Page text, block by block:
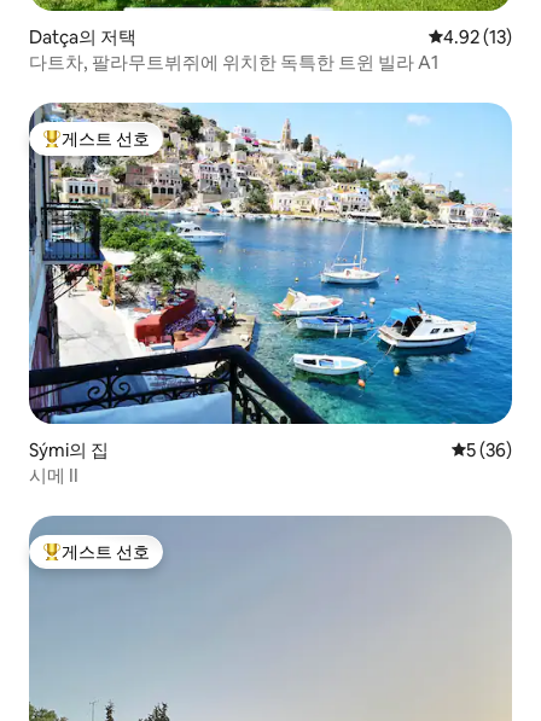
Datça의 저택 평점 4.92점
4.92 (13)
다트차, 팔라무트뷔쥐에 위치한 독특한 트윈 빌라 A1
상위 게스트 선호
게스트 선호
Sými의 집 평점 5점(5
5 (36)
시메 II
상위 게스트 선호
게스트 선호